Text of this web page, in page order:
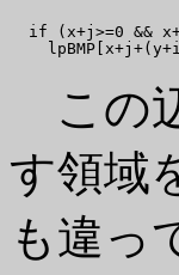
if (x+j>=0 &&
この
す領域
も違っ